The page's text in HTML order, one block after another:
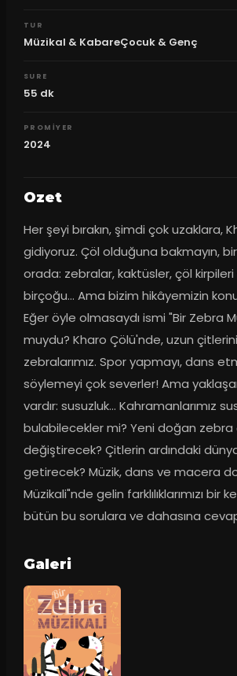
TUR
Müzikal & KabareÇocuk & Genç
SURE
55 dk
PROMIYER
2024
Ozet
Her şeyi bırakın, şimdi çok uzaklara,
gidiyoruz. Çöl olduğuna bakmayın,
orada: zebralar, kaktüsler, çöl
birçoğu... Ama bizim hikâyemizin
Eğer öyle olmasaydı ismi "Bir Zebra
muydu? Kharo Çölü'nde, uzun
zebralarımız. Spor yapmayı, dans
söylemeyi çok severler! Ama
vardır: susuzluk... Kahramanlarımız
bulabilecekler mi? Yeni doğan
değiştirecek? Çitlerin ardındaki
getirecek? Müzik, dans ve macera
Müzikali"nde gelin farklılıklarımızı bir
bütün bu sorulara ve dahasına
Galeri